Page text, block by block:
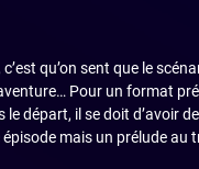
qu’on sent que le
Pour un format
le départ, il se doit d’avoir
mais un prélude au